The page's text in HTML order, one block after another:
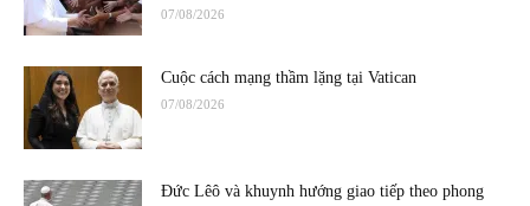
07/08/2026
Cuộc cách mạng thầm lặng tại Vatican
07/08/2026
Đức Lêô và khuynh hướng giao tiếp theo phong